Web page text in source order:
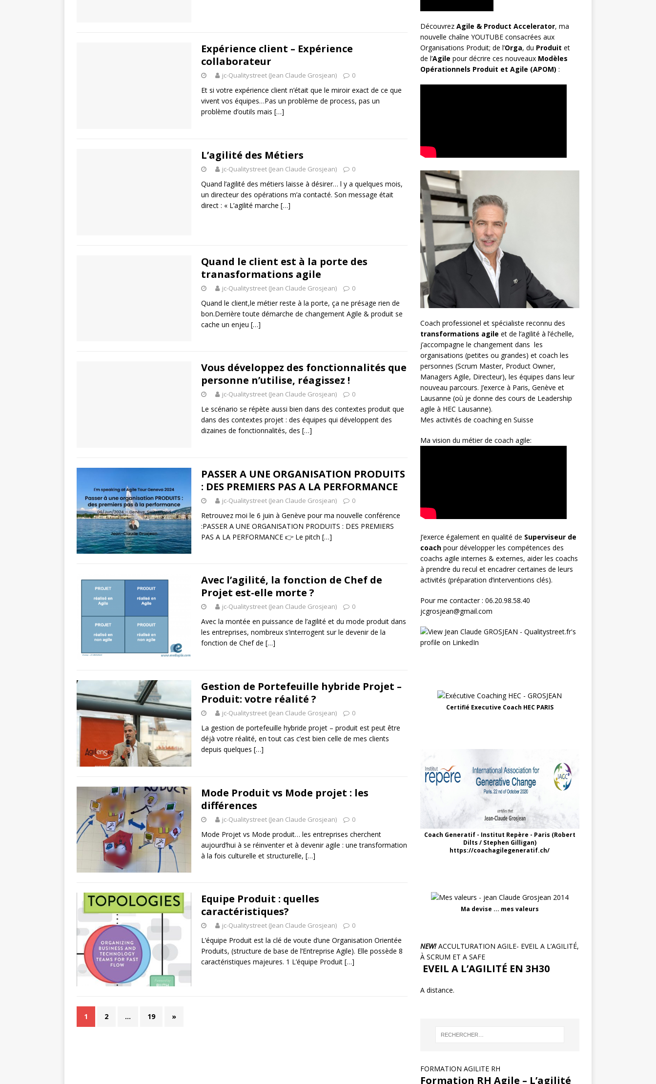
Expérience client – Expérience
collaborateur
jc-Qualitystreet (Jean Claude Grosjean) 0
Et si votre expérience client n’était que le miroir exact de ce que
vivent vos équipes…Pas un problème de process, pas un
problème d’outils mais […]
L’agilité des Métiers
jc-Qualitystreet (Jean Claude Grosjean) 0
Quand l’agilité des métiers laisse à désirer… l y a quelques mois,
un directeur des opérations m’a contacté. Son message était
direct : « L’agilité marche […]
Quand le client est à la porte des
tranasformations agile
jc-Qualitystreet (Jean Claude Grosjean) 0
Quand le client,le métier reste à la porte, ça ne présage rien de
bon.Derrière toute démarche de changement Agile & produit se
cache un enjeu […]
Vous développez des fonctionnalités que
personne n’utilise, réagissez !
jc-Qualitystreet (Jean Claude Grosjean) 0
Le scénario se répète aussi bien dans des contextes produit que
dans des contextes projet : des équipes qui développent des
dizaines de fonctionnalités, des […]
PASSER A UNE ORGANISATION PRODUITS
: DES PREMIERS PAS A LA PERFORMANCE
jc-Qualitystreet (Jean Claude Grosjean) 0
Retrouvez moi le 6 juin à Genève pour ma nouvelle conférence
:PASSER A UNE ORGANISATION PRODUITS : DES PREMIERS
PAS A LA PERFORMANCE 👉 Le pitch […]
Avec l’agilité, la fonction de Chef de
Projet est-elle morte ?
jc-Qualitystreet (Jean Claude Grosjean) 0
Avec la montée en puissance de l’agilité et du mode produit dans
les entreprises, nombreux s’interrogent sur le devenir de la
fonction de Chef de […]
Gestion de Portefeuille hybride Projet –
Produit: votre réalité ?
jc-Qualitystreet (Jean Claude Grosjean) 0
La gestion de portefeuille hybride projet – produit est peut être
déjà votre réalité, en tout cas c’est bien celle de mes clients
depuis quelques […]
Mode Produit vs Mode projet : les
différences
jc-Qualitystreet (Jean Claude Grosjean) 0
Mode Projet vs Mode produit… les entreprises cherchent
aujourd’hui à se réinventer et à devenir agile : une transformation
à la fois culturelle et structurelle, […]
Equipe Produit : quelles
caractéristiques?
jc-Qualitystreet (Jean Claude Grosjean) 0
L’équipe Produit est la clé de voute d’une Organisation Orientée
Produits, (structure de base de l’Entreprise Agile). Elle possède 8
caractéristiques majeures. 1 L’équipe Produit […]
1 2 … 19 »
Découvrez Agile & Product Accelerator, ma
nouvelle chaîne YOUTUBE consacrées aux
Organisations Produit; de l’Orga, du Produit et
de l’Agile pour décrire ces nouveaux Modèles
Opérationnels Produit et Agile (APOM) :
Coach professionel et spécialiste reconnu des
transformations agile et de l‘agilité à l’échelle,
j’accompagne le changement dans les
organisations (petites ou grandes) et coach les
personnes (Scrum Master, Product Owner,
Managers Agile, Directeur), les équipes dans leur
nouveau parcours. J’exerce à Paris, Genève et
Lausanne (où je donne des cours de Leadership
agile à HEC Lausanne).
Mes activités de coaching en Suisse
Ma vision du métier de coach agile:
J’exerce également en qualité de Superviseur de
coachpour développer les compétences des
coachs agile internes & externes, aider les coachs
à prendre du recul et encadrer certaines de leurs
activités (préparation d’interventions clés).
Pour me contacter : 06.20.98.58.40
jcgrosjean@gmail.com
Certifié Executive Coach HEC PARIS
Coach Generatif - Institut Repère - Paris (Robert
Dilts / Stephen Gilligan)
https://coachagilegeneratif.ch/
Ma devise ... mes valeurs
NEW!ACCULTURATION AGILE- EVEIL A L’AGILITÉ,
À SCRUM ET A SAFE
EVEIL A L’AGILITÉ EN 3H30
A distance.
FORMATION AGILITE RH
Formation RH Agile – L’agilité